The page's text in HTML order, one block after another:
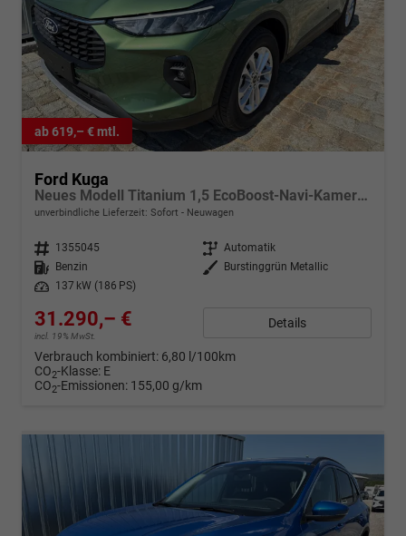
ab 619,– € mtl.
Ford Kuga
Neues Modell Titanium 1,5 EcoBoost-Navi-Kamera-Winterpaket-AHK-5 Jahre Garantie-Sofort
unverbindliche Lieferzeit: Sofort Neuwagen
Fahrzeugnr. 1355045 Getriebe Automatik
Kraftstoff
Benzin Außenfarbe
Burstinggrün Metallic
Leistung
137 kW (186 PS)
31.290,– €
incl. 19% MwSt.
Details
Verbrauch kombiniert: 6,80 l/100km
CO2-Klasse: E
CO2-Emissionen: 155,00 g/km